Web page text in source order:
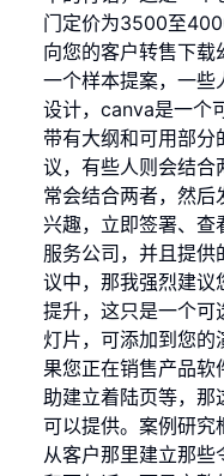
门定价为3500至
向您的客户转售下载
一个样本提案，一些
设计，canva是一个
带有大纲和可用部
议，有些人则会结合
常会结合两者，然
兴趣，立即签署、查
服务公司，并且提
议中，那我强烈建议
提升，这只是一个可
灯片，可添加到您的
果您正在销售产品软
助建立着陆页等，那
可以提供。案例研究
从客户那里建立那些